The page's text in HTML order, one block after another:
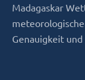
Madagaskar
Genauigkeit und